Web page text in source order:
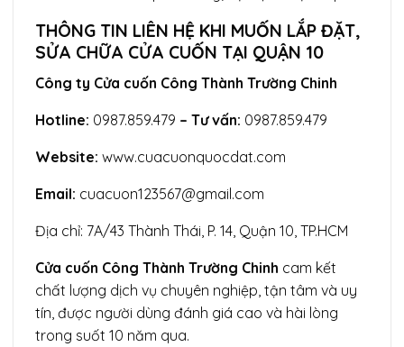
THÔNG TIN LIÊN HỆ KHI MUỐN LẮP ĐẶT,
SỬA CHỮA CỬA CUỐN TẠI QUẬN 10
Công ty Cửa cuốn Công Thành Trường Chinh
Hotline: 0987.859.479 – Tư vấn: 0987.859.479
Website: www.cuacuonquocdat.com
Email: cuacuon123567@gmail.com
Địa chỉ: 7A/43 Thành Thái, P. 14, Quận 10, TP.HCM
Cửa cuốn Công Thành Trường Chinh cam kết
chất lượng dịch vụ chuyên nghiệp, tận tâm và uy
tín, được người dùng đánh giá cao và hài lòng
trong suốt 10 năm qua.